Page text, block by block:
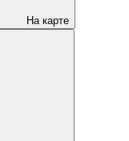
На карте